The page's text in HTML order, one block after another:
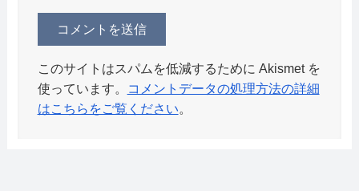
このサイトはスパムを低減するために Akismet を
使っています。
コメントデータの処理方法の詳細
はこちらをご覧ください。